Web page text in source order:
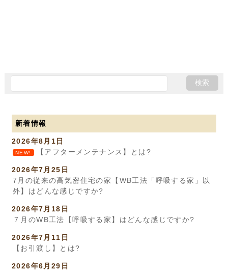
新着情報
2026年8月1日
NEW! 【アフターメンテナンス】とは?
2026年7月25日
7月の従来の高気密住宅の家【WB工法「呼吸する家」以
外】はどんな感じですか?
2026年7月18日
７月のWB工法【呼吸する家】はどんな感じですか?
2026年7月11日
【お引渡し】とは?
2026年6月29日